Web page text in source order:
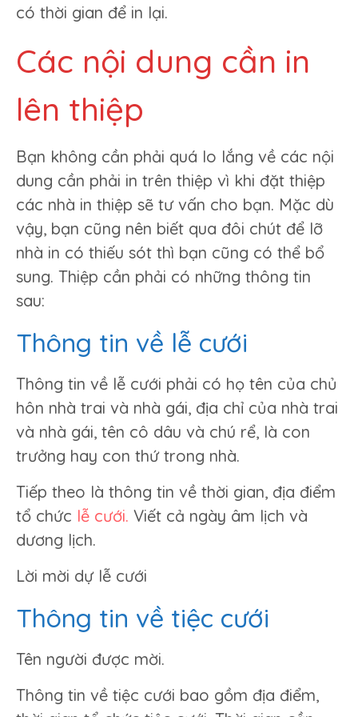
có thời gian để in lại.
Các nội dung cần in
lên thiệp
Bạn không cần phải quá lo lắng về các nội
dung cần phải in trên thiệp vì khi đặt thiệp
các nhà in thiệp sẽ tư vấn cho bạn. Mặc dù
vậy, bạn cũng nên biết qua đôi chút để lỡ
nhà in có thiếu sót thì bạn cũng có thể bổ
sung. Thiệp cần phải có những thông tin
sau:
Thông tin về lễ cưới
Thông tin về lễ cưới phải có họ tên của chủ
hôn nhà trai và nhà gái, địa chỉ của nhà trai
và nhà gái, tên cô dâu và chú rể, là con
trưởng hay con thứ trong nhà.
Tiếp theo là thông tin về thời gian, địa điểm
tổ chức lễ cưới. Viết cả ngày âm lịch và
dương lịch.
Lời mời dự lễ cưới
Thông tin về tiệc cưới
Tên người được mời.
Thông tin về tiệc cưới bao gồm địa điểm,